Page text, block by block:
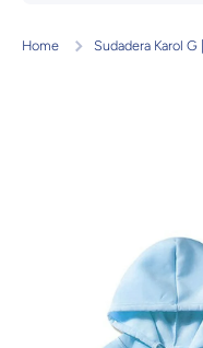
Home Sudadera Karol
Ir directamente a la